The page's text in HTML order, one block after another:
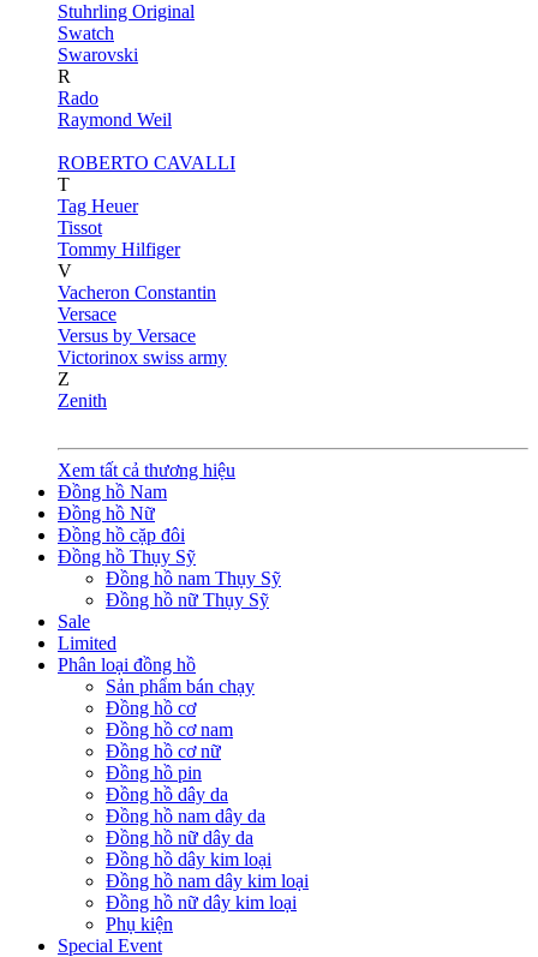
Stuhrling Original
Swatch
Swarovski
R
Rado
Raymond Weil
ROBERTO CAVALLI
T
Tag Heuer
Tissot
Tommy Hilfiger
V
Vacheron Constantin
Versace
Versus by Versace
Victorinox swiss army
Z
Zenith
Xem tất cả thương hiệu
Đồng hồ Nam
Đồng hồ Nữ
Đồng hồ cặp đôi
Đồng hồ Thụy Sỹ
Đồng hồ nam Thụy Sỹ
Đồng hồ nữ Thụy Sỹ
Sale
Limited
Phân loại đồng hồ
Sản phẩm bán chạy
Đồng hồ cơ
Đồng hồ cơ nam
Đồng hồ cơ nữ
Đồng hồ pin
Đồng hồ dây da
Đồng hồ nam dây da
Đồng hồ nữ dây da
Đồng hồ dây kim loại
Đồng hồ nam dây kim loại
Đồng hồ nữ dây kim loại
Phụ kiện
Special Event